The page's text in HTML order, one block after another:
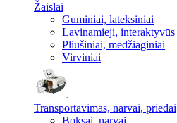
Žaislai
Guminiai, lateksiniai
Lavinamieji, interaktyvūs
Pliušiniai, medžiaginiai
Virviniai
Transportavimas, narvai, priedai
Boksai, narvai